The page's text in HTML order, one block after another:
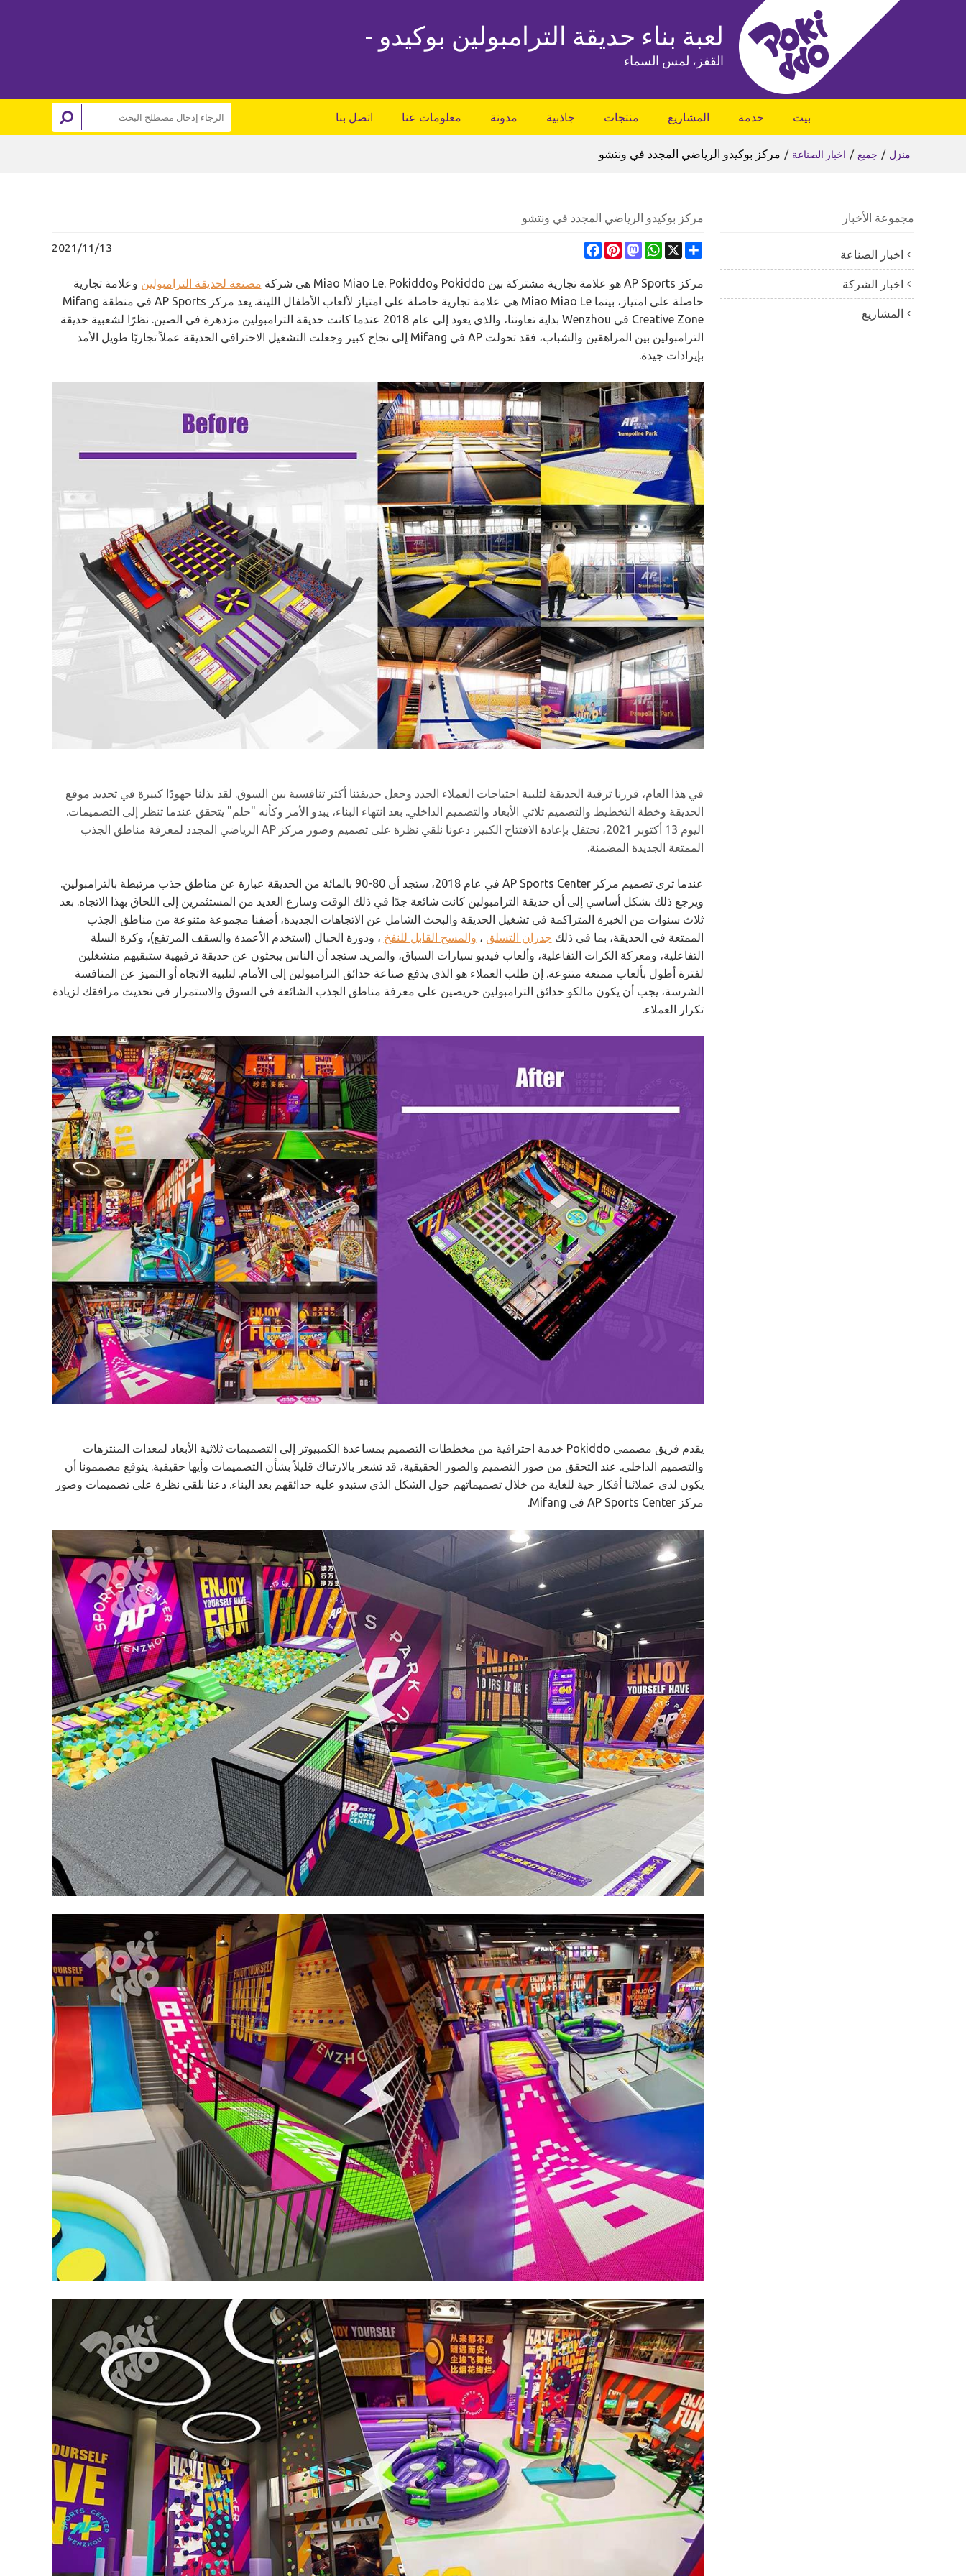
لعبة بناء حديقة الترامبولين بوكيدو -
القفز، لمس السماء
بيت خدمة المشاريع منتجات جاذبية مدونة معلومات عنا اتصل بنا
منزل / جميع / اخبار الصناعة / مركز بوكيدو الرياضي المجدد في ونتشو
مجموعة الأخبار
اخبار الصناعة
اخبار الشركة
المشاريع
مركز بوكيدو الرياضي المجدد في ونتشو
Share
FacebookPinterest
Mastodon
WhatsApp X
2021/11/13
مركز AP Sports هو علامة تجارية مشتركة بين Pokiddo وMiao Miao Le. Pokiddo هي شركة مصنعة لحديقة الترامبولين وعلامة تجارية
حاصلة على امتياز، بينما Miao Miao Le هي علامة تجارية حاصلة على امتياز لألعاب الأطفال اللينة. يعد مركز AP Sports في منطقة Mifang
Creative Zone في Wenzhou بداية تعاوننا، والذي يعود إلى عام 2018 عندما كانت حديقة الترامبولين مزدهرة في الصين. نظرًا لشعبية حديقة
الترامبولين بين المراهقين والشباب، فقد تحولت AP في Mifang إلى نجاح كبير وجعلت التشغيل الاحترافي الحديقة عملاً تجاريًا طويل الأمد
بإيرادات جيدة.
في هذا العام، قررنا ترقية الحديقة لتلبية احتياجات العملاء الجدد وجعل حديقتنا أكثر تنافسية بين السوق. لقد بذلنا جهودًا كبيرة في تحديد موقع
الحديقة وخطة التخطيط والتصميم ثلاثي الأبعاد والتصميم الداخلي. بعد انتهاء البناء، يبدو الأمر وكأنه "حلم" يتحقق عندما تنظر إلى التصميمات.
اليوم 13 أكتوبر 2021، نحتفل بإعادة الافتتاح الكبير. دعونا نلقي نظرة على تصميم وصور مركز AP الرياضي المجدد لمعرفة مناطق الجذب
الممتعة الجديدة المضمنة.
عندما ترى تصميم مركز AP Sports Center في عام 2018، ستجد أن 80-90 بالمائة من الحديقة عبارة عن مناطق جذب مرتبطة بالترامبولين.
ويرجع ذلك بشكل أساسي إلى أن حديقة الترامبولين كانت شائعة جدًا في ذلك الوقت وسارع العديد من المستثمرين إلى اللحاق بهذا الاتجاه. بعد
ثلاث سنوات من الخبرة المتراكمة في تشغيل الحديقة والبحث الشامل عن الاتجاهات الجديدة، أضفنا مجموعة متنوعة من مناطق الجذب
الممتعة في الحديقة، بما في ذلك جدران التسلق ، والمسح القابل للنفخ ، ودورة الحبال (استخدم الأعمدة والسقف المرتفع)، وكرة السلة
التفاعلية، ومعركة الكرات التفاعلية، وألعاب فيديو سيارات السباق، والمزيد. ستجد أن الناس يبحثون عن حديقة ترفيهية ستبقيهم منشغلين
لفترة أطول بألعاب ممتعة متنوعة. إن طلب العملاء هو الذي يدفع صناعة حدائق الترامبولين إلى الأمام. لتلبية الاتجاه أو التميز عن المنافسة
الشرسة، يجب أن يكون مالكو حدائق الترامبولين حريصين على معرفة مناطق الجذب الشائعة في السوق والاستمرار في تحديث مرافقك لزيادة
تكرار العملاء.
يقدم فريق مصممي Pokiddo خدمة احترافية من مخططات التصميم بمساعدة الكمبيوتر إلى التصميمات ثلاثية الأبعاد لمعدات المنتزهات
والتصميم الداخلي. عند التحقق من صور التصميم والصور الحقيقية، قد تشعر بالارتباك قليلاً بشأن التصميمات وأيها حقيقية. يتوقع مصممونا أن
يكون لدى عملائنا أفكار حية للغاية من خلال تصميماتهم حول الشكل الذي ستبدو عليه حدائقهم بعد البناء. دعنا نلقي نظرة على تصميمات وصور
مركز AP Sports Center في Mifang.